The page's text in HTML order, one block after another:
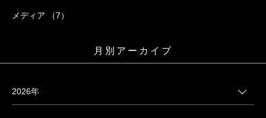
メディア （7）
月別アーカイブ
2026年